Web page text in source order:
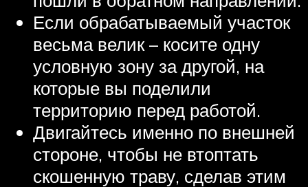
Если обрабатываемый участок
весьма велик – косите одну
условную зону за другой, на
которые вы поделили
территорию перед работой.
Двигайтесь именно по внешней
стороне, чтобы не втоптать
скошенную траву, сделав этим